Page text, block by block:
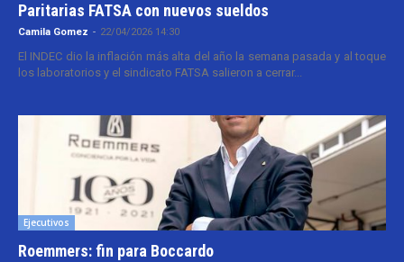
Paritarias FATSA con nuevos sueldos
Camila Gomez - 22/04/2026 14:30
El INDEC dio la inflación más alta del año la semana pasada y al toque
los laboratorios y el sindicato FATSA salieron a cerrar...
Ejecutivos
Roemmers: fin para Boccardo